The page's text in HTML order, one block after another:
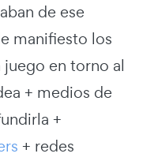
de ese
manifiesto los
en torno al
+ medios de
+
+ redes